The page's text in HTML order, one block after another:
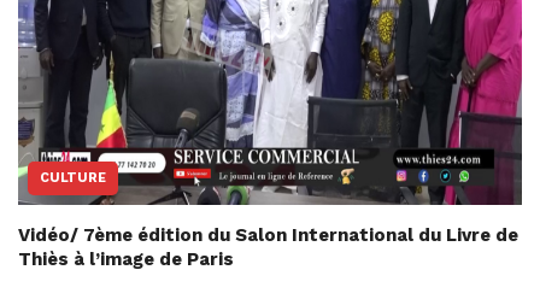
CULTURE
Vidéo/ 7ème édition du Salon International du Livre de
Thiès à l’image de Paris